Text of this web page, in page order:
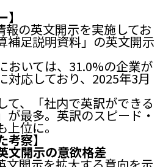
報の英文開示を実施してお
補足説明資料」の英文開示
おいては、31.0%の企業が
対応しており、2025年3月
て、「社内で英訳ができる
が最多。英訳のスピード・
位に。
察】
文開示の意欲格差